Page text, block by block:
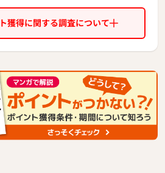
獲得に関する調査について